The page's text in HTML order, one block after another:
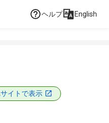
ヘルプ English
イトで表示